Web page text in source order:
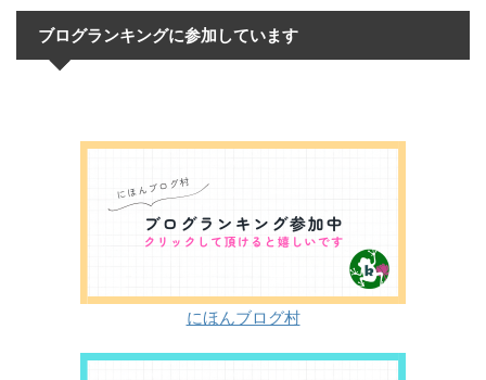
ブログランキングに参加しています
にほんブログ村